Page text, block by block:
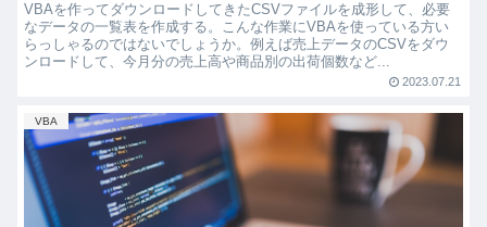
VBAを作ってダウンロードしてきたCSVファイルを成形して、必要
なデータの一覧表を作成する。こんな作業にVBAを使っている方い
らっしゃるのではないでしょうか。例えば売上データのCSVをダウ
ンロードして、今月分の売上高や商品別の出荷個数など...
2023.07.21
VBA